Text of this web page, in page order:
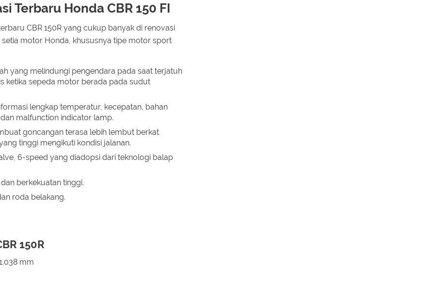
Terbaru Honda CBR 150 FI
CBR 150R yang cukup banyak di renovasi
motor Honda, khususnya tipe motor sport
yang melindungi pengendara pada saat terjatuh
ketika sepeda motor berada pada sudut
lengkap temperatur, kecepatan, bahan
malfunction indicator lamp.
goncangan terasa lebih lembut berkat
tinggi mengikuti kondisi jalanan.
6-speed yang diadopsi dari teknologi balap
berkekuatan tinggi.
roda belakang.
150R
mm